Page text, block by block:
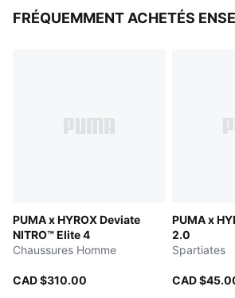
FRÉQUEMMENT ACHETÉS
PUMA x HYROX Deviate
NITRO™ Elite 4
Chaussures Homme
CAD $310.00
PUMA x
2.0
Spartiates
CAD